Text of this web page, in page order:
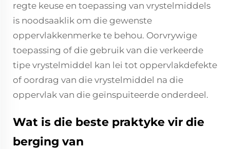
regte keuse en toepassing van vrystelmiddels
is noodsaaklik om die gewenste
oppervlakkenmerke te behou. Oorvrywige
toepassing of die gebruik van die verkeerde
tipe vrystelmiddel kan lei tot oppervlakdefekte
of oordrag van die vrystelmiddel na die
oppervlak van die geïnspuiteerde onderdeel.
Wat is die beste praktyke vir die
berging van